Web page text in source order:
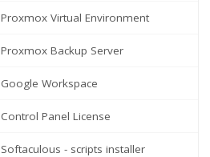
Proxmox Virtual Environment
Proxmox Backup Server
Google Workspace
Control Panel License
Softaculous - scripts installer